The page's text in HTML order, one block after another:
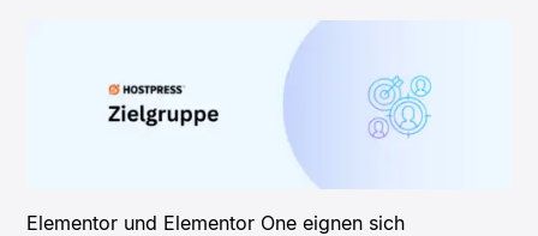
Elementor und Elementor One eignen sich